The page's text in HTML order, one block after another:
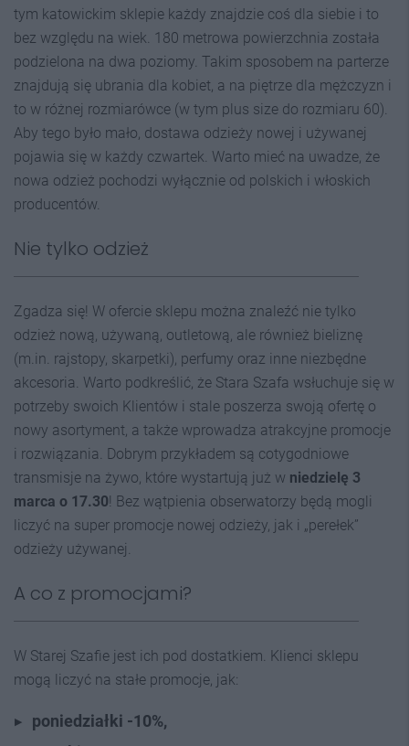
tym katowickim sklepie każdy znajdzie coś dla siebie i to
bez względu na wiek. 180 metrowa powierzchnia została
podzielona na dwa poziomy. Takim sposobem na parterze
znajdują się ubrania dla kobiet, a na piętrze dla mężczyzn i
to w różnej rozmiarówce (w tym plus size do rozmiaru 60).
Aby tego było mało, dostawa odzieży nowej i używanej
pojawia się w każdy czwartek. Warto mieć na uwadze, że
nowa odzież pochodzi wyłącznie od polskich i włoskich
producentów.
Nie tylko odzież
Zgadza się! W ofercie sklepu można znaleźć nie tylko
odzież nową, używaną, outletową, ale również bieliznę
(m.in. rajstopy, skarpetki), perfumy oraz inne niezbędne
akcesoria. Warto podkreślić, że Stara Szafa wsłuchuje się w
potrzeby swoich Klientów i stale poszerza swoją ofertę o
nowy asortyment, a także wprowadza atrakcyjne promocje
i rozwiązania. Dobrym przykładem są cotygodniowe
transmisje na żywo, które wystartują już w niedzielę 3
marca o 17.30! Bez wątpienia obserwatorzy będą mogli
liczyć na super promocje nowej odzieży, jak i „perełek”
odzieży używanej.
A co z promocjami?
W Starej Szafie jest ich pod dostatkiem. Klienci sklepu
mogą liczyć na stałe promocje, jak:
poniedziałki -10%,